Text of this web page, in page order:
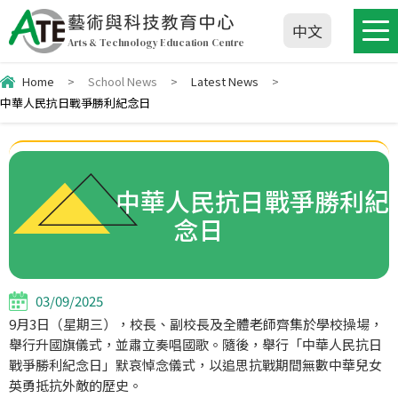
藝術與科技教育中心
Arts & Technology Education Centre
中文
Home > School News > Latest News
>
中華人民抗日戰爭勝利紀念日
中華人民抗日戰爭勝利紀
念日
03/09/2025
9月3日（星期三），校長、副校長及全體老師齊集於學校操場，
舉行升國旗儀式，並肅立奏唱國歌。隨後，舉行「中華人民抗日
戰爭勝利紀念日」默哀悼念儀式，以追思抗戰期間無數中華兒女
英勇抵抗外敵的歷史。